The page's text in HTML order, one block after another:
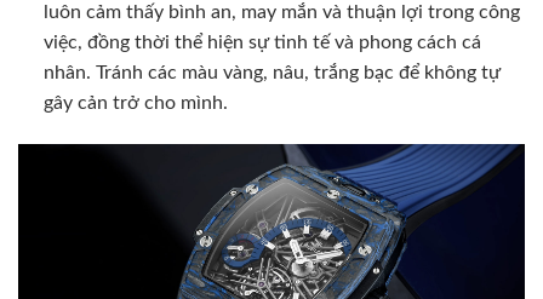
luôn cảm thấy bình an, may mắn và thuận lợi trong công
việc, đồng thời thể hiện sự tinh tế và phong cách cá
nhân. Tránh các màu vàng, nâu, trắng bạc để không tự
gây cản trở cho mình.